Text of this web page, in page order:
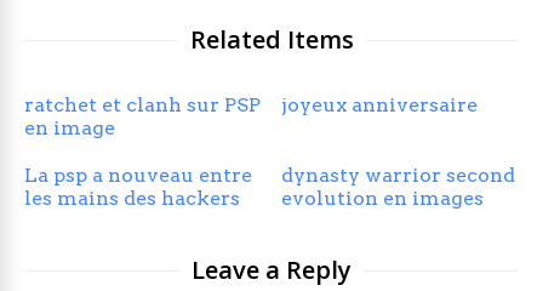
Related Items
ratchet et clanh sur PSP
en image
joyeux anniversaire
La psp a nouveau entre
les mains des hackers
dynasty warrior second
evolution en images
Leave a Reply